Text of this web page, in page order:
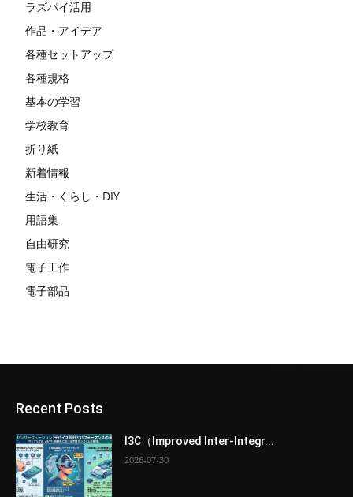
ラズパイ活用
作品・アイデア
各種セットアップ
各種規格
基本の学習
学校教育
折り紙
新着情報
生活・くらし・DIY
用語集
自由研究
電子工作
電子部品
Recent Posts
I3C（Improved Inter-Integr...
2026-07-30